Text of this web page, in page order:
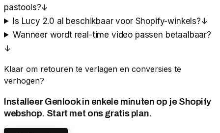
pastools?↓
Is Lucy 2.0 al beschikbaar voor Shopify-winkels?↓
Wanneer wordt real-time video passen betaalbaar?
↓
Klaar om retouren te verlagen en conversies te
verhogen?
Installeer Genlook in enkele minuten op je Shopify
webshop. Start met ons gratis plan.